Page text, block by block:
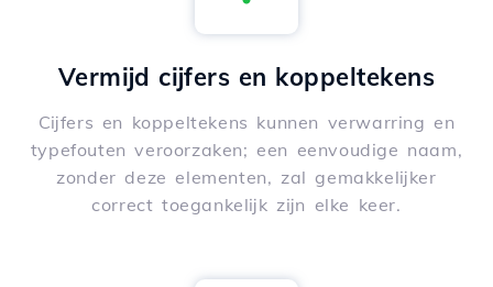
Vermijd cijfers en koppeltekens
Cijfers en koppeltekens kunnen verwarring en
typefouten veroorzaken; een eenvoudige naam,
zonder deze elementen, zal gemakkelijker
correct toegankelijk zijn elke keer.